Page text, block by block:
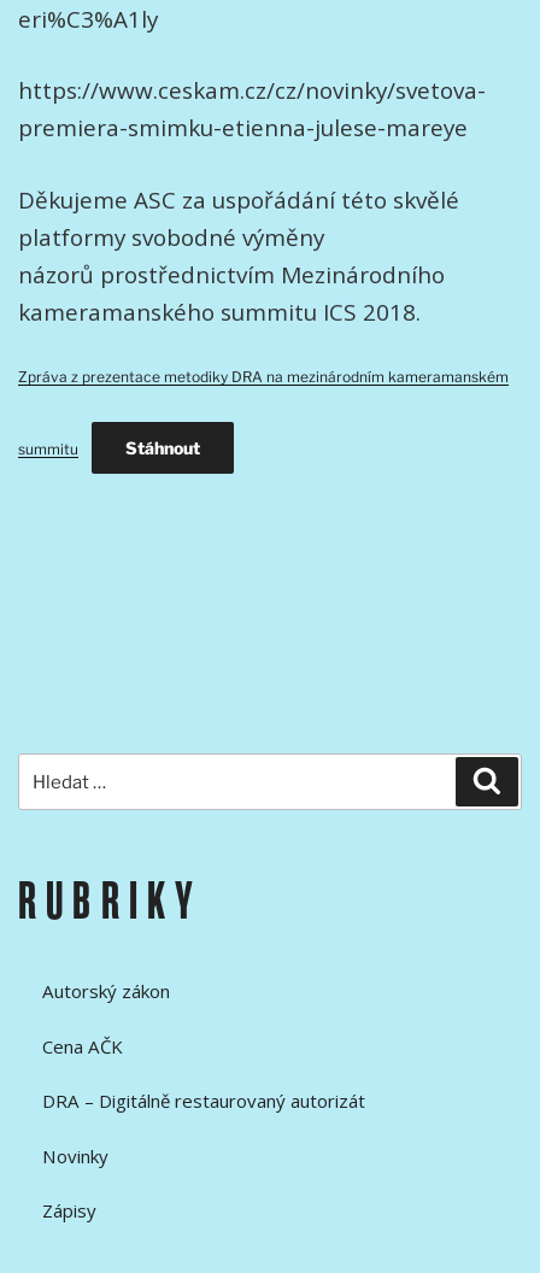
eri%C3%A1ly
https://www.ceskam.cz/cz/novinky/svetova-
premiera-smimku-etienna-julese-mareye
Děkujeme ASC za uspořádání této skvělé
platformy svobodné výměny
názorů prostřednictvím Mezinárodního
kameramanského summitu ICS 2018.
Zpráva z prezentace metodiky DRA na mezinárodním kameramanském
summitu Stáhnout
RUBRIKY
Autorský zákon
Cena AČK
DRA – Digitálně restaurovaný autorizát
Novinky
Zápisy